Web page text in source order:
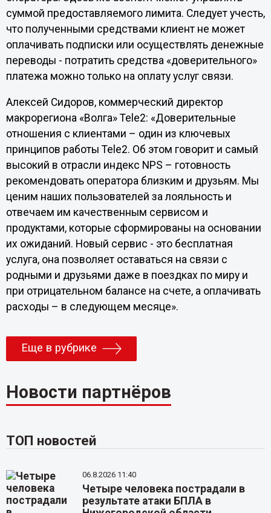
суммой предоставляемого лимита. Следует учесть,
что полученными средствами клиент не может
оплачивать подписки или осуществлять денежные
переводы - потратить средства «доверительного»
платежа можно только на оплату услуг связи.
Алексей Сидоров, коммерческий директор
макрорегиона «Волга» Tele2: «Доверительные
отношения с клиентами – один из ключевых
принципов работы Tele2. Об этом говорит и самый
высокий в отрасли индекс NPS – готовность
рекомендовать оператора близким и друзьям. Мы
ценим наших пользователей за лояльность и
отвечаем им качественным сервисом и
продуктами, которые сформированы на основании
их ожиданий. Новый сервис - это бесплатная
услуга, она позволяет оставаться на связи с
родными и друзьями даже в поездках по миру и
при отрицательном балансе на счете, а оплачивать
расходы – в следующем месяце».
Еще в рубрике
Новости партнёров
ТОП новостей
06.8.2026 11:40
Четыре человека пострадали в
результате атаки БПЛА в